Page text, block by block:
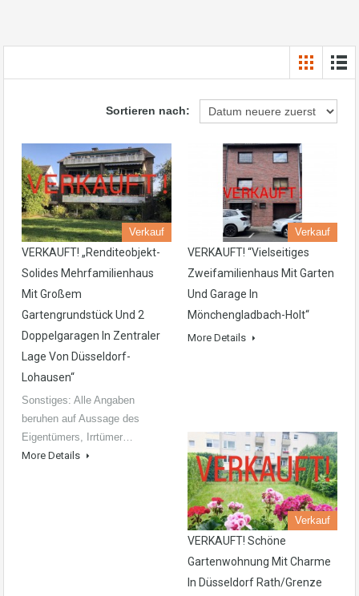
Sortieren nach:
Verkauf
VERKAUFT! „Renditeobjekt-
Solides Mehrfamilienhaus
Mit Großem
Gartengrundstück Und 2
Doppelgaragen In Zentraler
Lage Von Düsseldorf-
Lohausen“
Sonstiges: Alle Angaben
beruhen auf Aussage des
Eigentümers, Irrtümer…
More Details
Verkauf
VERKAUFT! “Vielseitiges
Zweifamilienhaus Mit Garten
Und Garage In
Mönchengladbach-Holt“
More Details
Verkauf
VERKAUFT! Schöne
Gartenwohnung Mit Charme
In Düsseldorf Rath/Grenze